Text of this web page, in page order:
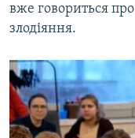
вже говориться
злодіяння.